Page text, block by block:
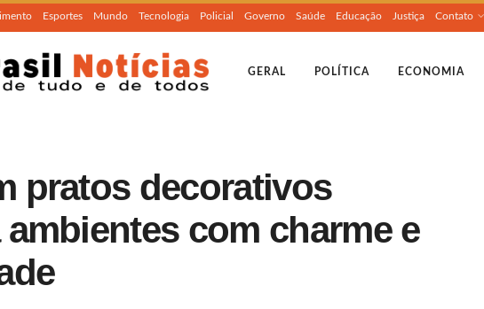
Esportes Mundo Tecnologia Policial Governo Saúde Educação Justiça Contato
GERAL POLÍTICA ECONOMIA
pratos decorativos
com charme e